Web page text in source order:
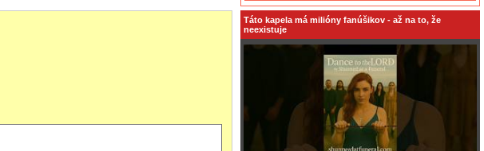
Táto kapela má milióny fanúšikov - až na to, že
neexistuje